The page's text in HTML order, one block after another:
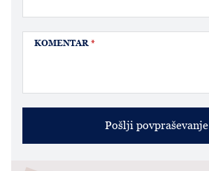
KOMENTAR *
Pošlji povpraševanje